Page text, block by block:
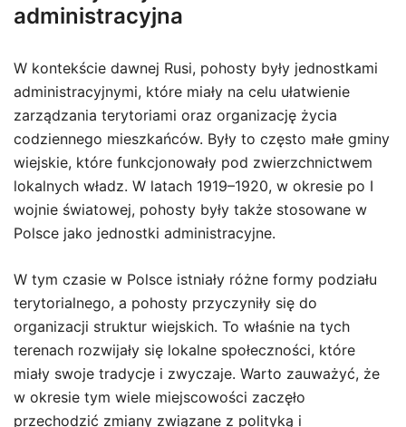
administracyjna
W kontekście dawnej Rusi, pohosty były jednostkami
administracyjnymi, które miały na celu ułatwienie
zarządzania terytoriami oraz organizację życia
codziennego mieszkańców. Były to często małe gminy
wiejskie, które funkcjonowały pod zwierzchnictwem
lokalnych władz. W latach 1919–1920, w okresie po I
wojnie światowej, pohosty były także stosowane w
Polsce jako jednostki administracyjne.
W tym czasie w Polsce istniały różne formy podziału
terytorialnego, a pohosty przyczyniły się do
organizacji struktur wiejskich. To właśnie na tych
terenach rozwijały się lokalne społeczności, które
miały swoje tradycje i zwyczaje. Warto zauważyć, że
w okresie tym wiele miejscowości zaczęło
przechodzić zmiany związane z polityką i